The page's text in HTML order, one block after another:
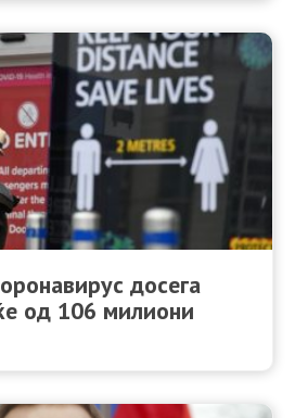
досега
од 106 милиони